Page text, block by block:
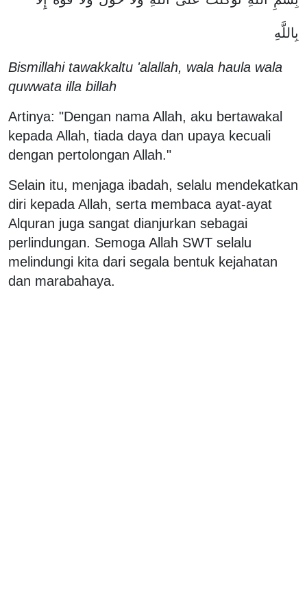
بِاللَّهِ
Bismillahi tawakkaltu 'alallah, wala haula wala
quwwata illa billah
Artinya: "Dengan nama Allah, aku bertawakal
kepada Allah, tiada daya dan upaya kecuali
dengan pertolongan Allah."
Selain itu, menjaga ibadah, selalu mendekatkan
diri kepada Allah, serta membaca ayat-ayat
Alquran juga sangat dianjurkan sebagai
perlindungan. Semoga Allah SWT selalu
melindungi kita dari segala bentuk kejahatan
dan marabahaya.